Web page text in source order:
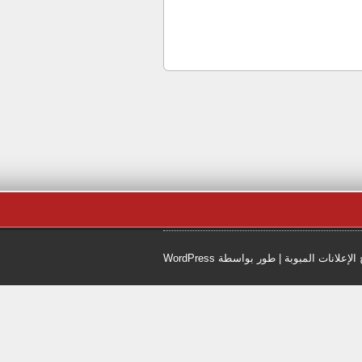
الإعلانات المبوبة | طور بواسطة WordPress